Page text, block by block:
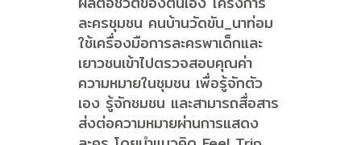
ละครชุมชน คนบ้านวัดขัน_นาท่อม
ใช้เครื่องมือการละครพาเด็กและ
เยาวชนเข้าไปตรวจสอบคุณค่า
ความหมายในชุมชน เพื่อรู้จักตัว
เอง รู้จักชมชน และสามารถสื่อสาร
ส่งต่อความหมายผ่านการแสดง